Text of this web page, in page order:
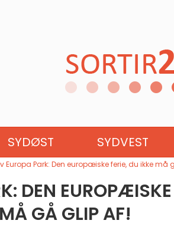
SYDØST SYDVEST
Europa Park: Den europæiske ferie, du ikke må
DEN
MÅ GÅ GLIP AF!